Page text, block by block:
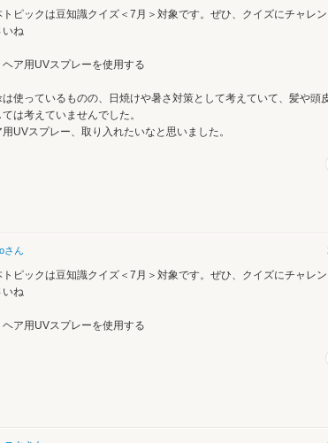
ピックは豆知識クイズ＜7月＞対象です。ぜひ、クイズにチャレン
いね
ヘア用UVスプレーを使用する
は使っているものの、日焼けや暑さ対策として考えていて、髪や頭
ては考えていませんでした。
用UVスプレー、取り入れたいなと思いました。
さん
ピックは豆知識クイズ＜7月＞対象です。ぜひ、クイズにチャレン
いね
ヘア用UVスプレーを使用する